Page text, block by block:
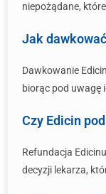
niepożądane,
Jak
Dawkowanie
biorąc pod uwagę
Czy Edicin
Refundacja
decyzji lekarza,